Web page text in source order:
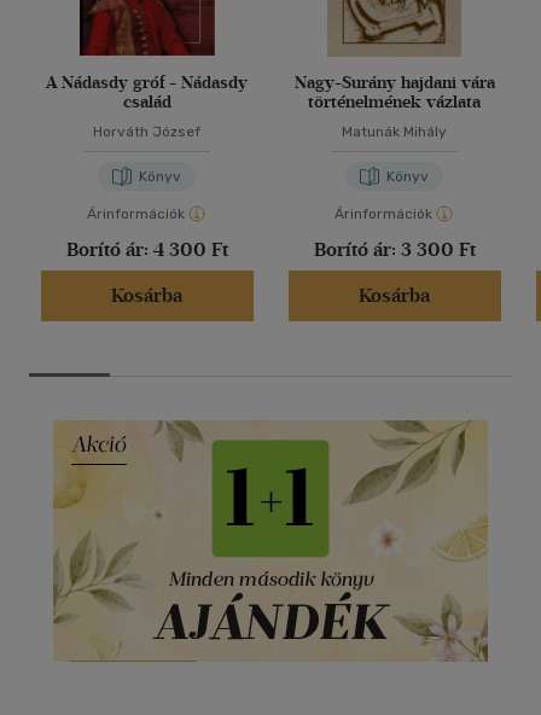
A Nádasdy gróf - Nádasdy
család
Horváth József
Könyv
Árinformációk
Borító ár: 4 300 Ft
Kosárba
Nagy-Surány hajdani vára
történelmének vázlata
Matunák Mihály
Könyv
Árinformációk
Borító ár: 3 300 Ft
Kosárba